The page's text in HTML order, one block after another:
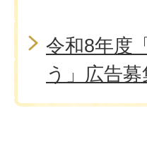
令和8年度
う」広告募